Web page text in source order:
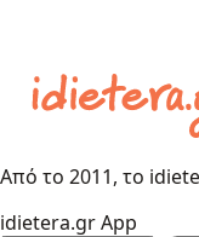
Από το 2011, το
idietera.gr App